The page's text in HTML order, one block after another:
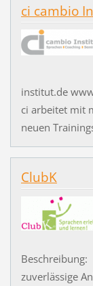
ci cambio
institut.de
ci arbeitet mit
neuen
ClubK
Beschreibung:
zuverlässige